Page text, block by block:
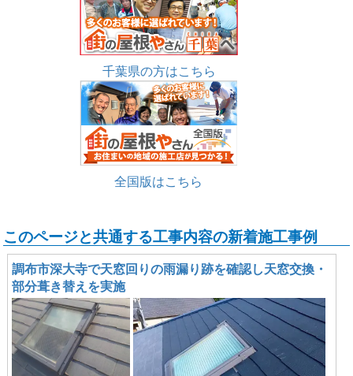
千葉県の方はこちら
全国版はこちら
このページと共通する工事内容の新着施工事例
調布市深大寺で天窓回りの雨漏り跡を確認し天窓交換・
部分葺き替えを実施